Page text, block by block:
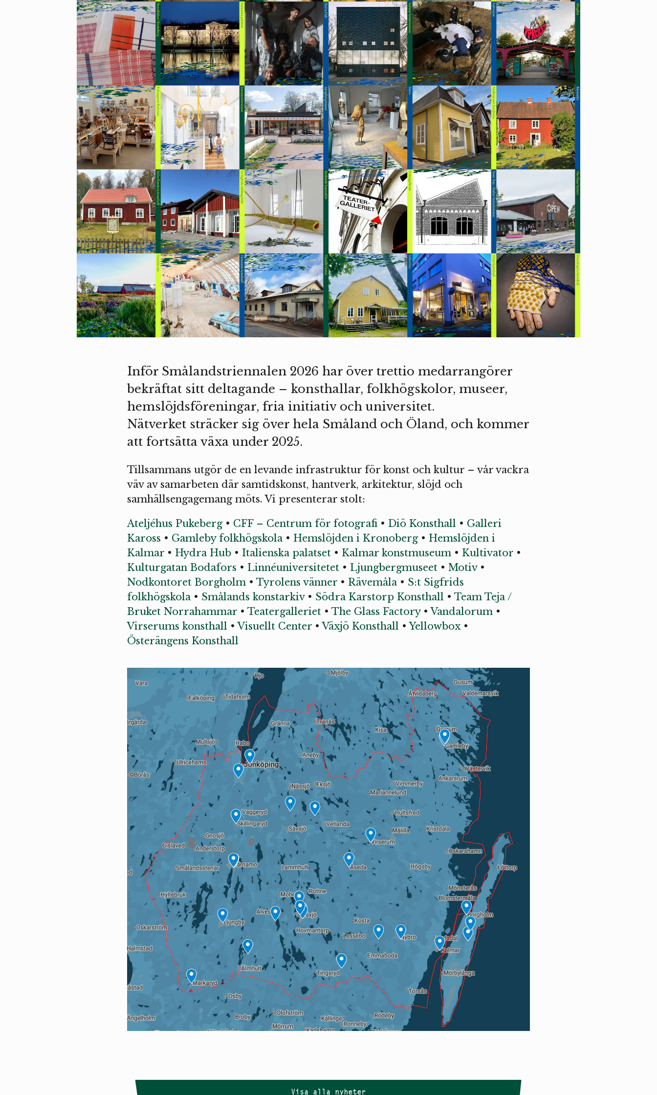
Inför Smålandstriennalen 2026 har över trettio medarrangörer
bekräftat sitt deltagande – konsthallar, folkhögskolor, museer,
hemslöjdsföreningar, fria initiativ och universitet.
Nätverket sträcker sig över hela Småland och Öland, och kommer
att fortsätta växa under 2025.
Tillsammans utgör de en levande infrastruktur för konst och kultur – vår vackra
väv av samarbeten där samtidskonst, hantverk, arkitektur, slöjd och
samhällsengagemang möts. Vi presenterar stolt:
Ateljéhus Pukeberg• CFF – Centrum för fotografi• Diö Konsthall • Galleri
Kaross • Gamleby folkhögskola• Hemslöjden i Kronoberg• Hemslöjden i
Kalmar• Hydra Hub• Italienska palatset• Kalmar konstmuseum• Kultivator•
Kulturgatan Bodafors • Linnéuniversitetet• Ljungbergmuseet• Motiv•
Nodkontoret Borgholm• Tyrolens vänner• Rävemåla• S:t Sigfrids
folkhögskola• Smålands konstarkiv• Södra Karstorp Konsthall • Team Teja /
Bruket Norrahammar• Teatergalleriet• The Glass Factory•Vandalorum•
Virserums konsthall •Visuellt Center•Växjö Konsthall •Yellowbox•
Österängens Konsthall
Visa alla nyheter